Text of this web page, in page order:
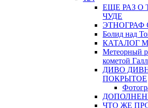
ЕЩЕ РАЗ О
ЧУДЕ
ЭТНОГРАФ
Болид над
КАТАЛОГ
Метеорный
кометой
ДИВО
ПОКРЫТОЕ
ЧТО ЖЕ